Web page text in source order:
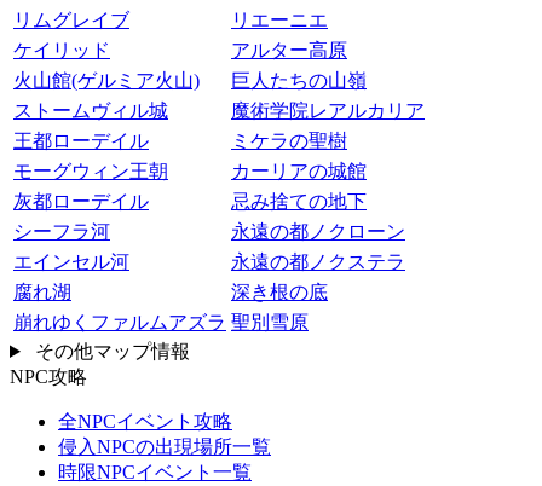
リムグレイブ
リエーニエ
ケイリッド
アルター高原
火山館(ゲルミア火山)
巨人たちの山嶺
ストームヴィル城
魔術学院レアルカリア
王都ローデイル
ミケラの聖樹
モーグウィン王朝
カーリアの城館
灰都ローデイル
忌み捨ての地下
シーフラ河
永遠の都ノクローン
エインセル河
永遠の都ノクステラ
腐れ湖
深き根の底
崩れゆくファルムアズラ 聖別雪原
その他マップ情報
NPC攻略
全NPCイベント攻略
侵入NPCの出現場所一覧
時限NPCイベント一覧